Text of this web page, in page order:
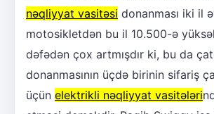
nəqliyyat vasitəsi donanması iki il
motosikletdən bu il 10.500-ə
dəfədən çox artmışdır ki, bu da
donanmasının üçdə birinin sifariş
üçün elektrikli nəqliyyat vasitələri